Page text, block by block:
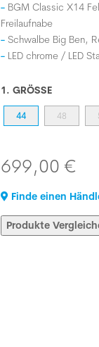
BGM Classic X14
Freilaufnabe
Schwalbe Big Ben,
LED chrome / LED
1. GRÖSSE
44 48
699,00 €
Finde einen
Produkte